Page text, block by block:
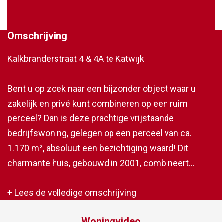
Omschrijving
Kalkbranderstraat 4 & 4A te Katwijk
Bent u op zoek naar een bijzonder object waar u
zakelijk en privé kunt combineren op een ruim
perceel? Dan is deze prachtige vrijstaande
bedrijfswoning, gelegen op een perceel van ca.
1.170 m², absoluut een bezichtiging waard! Dit
charmante huis, gebouwd in 2001, combineert
Naast de woning vindt u een grote schuur met een
+ Lees de volledige omschrijving